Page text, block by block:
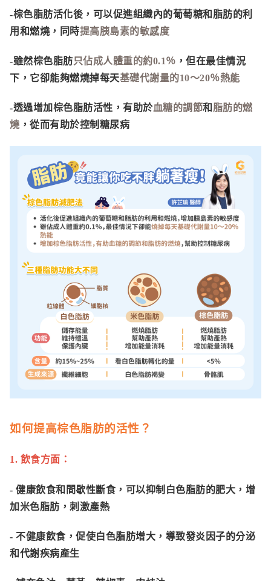
-棕色脂肪活化後，可以促進組織內的葡萄糖和脂肪的利
用和燃燒，同時提高胰島素的敏感度
-雖然棕色脂肪只佔成人體重的約0.1％ ，但在最佳情況
下，它卻能夠燃燒掉每天基礎代謝量的10～20％熱能
-透過增加棕色脂肪活性，有助於血糖的調節和 脂肪的燃
燒 ，從而有助於控制糖尿病
如何提高棕色脂肪的活性？
1. 飲食方面：
- 健康飲食和間歇性斷食，可以抑制白色脂肪的肥大，增
加米色脂肪，刺激產熱
- 不健康飲食，促使白色脂肪增大，導致發炎因子的分泌
和代謝疾病產生